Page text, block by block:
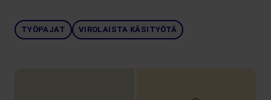
TYÖPAJAT VIROLAISTA KÄSITYÖTÄ